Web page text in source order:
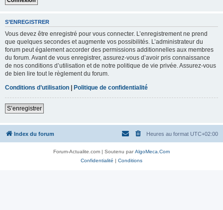
S’ENREGISTRER
Vous devez être enregistré pour vous connecter. L’enregistrement ne prend
que quelques secondes et augmente vos possibilités. L’administrateur du
forum peut également accorder des permissions additionnelles aux membres
du forum. Avant de vous enregistrer, assurez-vous d’avoir pris connaissance
de nos conditions d’utilisation et de notre politique de vie privée. Assurez-vous
de bien lire tout le règlement du forum.
Conditions d’utilisation | Politique de confidentialité
S’enregistrer
Index du forum Heures au format UTC+02:00
Forum-Actualite.com | Soutenu parAlgoMeca.Com
Confidentialité | Conditions